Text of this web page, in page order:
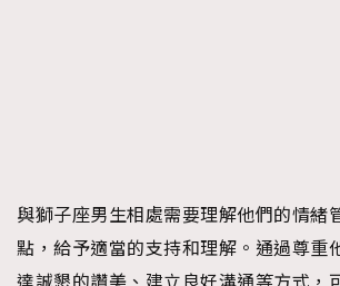
與獅子座男生相處需要理解他們的情緒
點，給予適當的支持和理解。通過尊重